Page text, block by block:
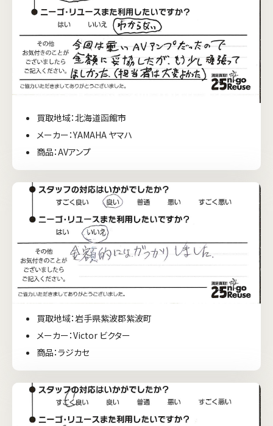
買取地域：北海道函館市
メーカー：YAMAHA ヤマハ
商品：AVアンプ
買取地域：岩手県紫波郡紫波町
メーカー：Victor ビクター
商品：ラジカセ